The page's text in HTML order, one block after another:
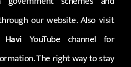
our website. Also visit
YouTube channel for
The right way to stay